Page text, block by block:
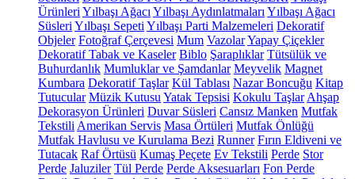
Ürünleri Yılbaşı Ağacı Yılbaşı Aydınlatmaları Yılbaşı Ağacı
Süsleri Yılbaşı Sepeti Yılbaşı Parti Malzemeleri Dekoratif
Objeler Fotoğraf Çerçevesi Mum VazolarYapay Çiçekler
Dekoratif Tabak ve Kaseler Biblo Şaraplıklar Tütsülük ve
Buhurdanlık Mumluklar ve Şamdanlar Meyvelik Magnet
Kumbara Dekoratif Taşlar Kül Tablası Nazar Boncuğu Kitap
Tutucular Müzik Kutusu Yatak Tepsisi Kokulu Taşlar Ahşap
Dekorasyon Ürünleri Duvar Süsleri Cansız Manken Mutfak
Tekstili Amerikan Servis Masa Örtüleri Mutfak Önlüğü
Mutfak Havlusu ve Kurulama Bezi Runner Fırın Eldiveni ve
Tutacak Raf Örtüsü Kumaş Peçete Ev Tekstili Perde Stor
Perde Jaluziler Tül Perde Perde Aksesuarları Fon Perde